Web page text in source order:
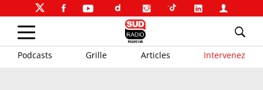
Podcasts Grille Articles Intervenez